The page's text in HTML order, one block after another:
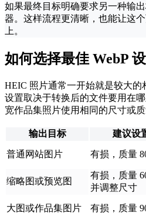
如果最终目标明确要求另一种输
器。这样流程更清晰，也能让这
上。
如何选择最佳 WebP
HEIC 照片通常一开始就是较大的
设置取决于转换后的文件要用在
宽作品集照片使用相同的尺寸或质
输出目标 建议设
普通网站图片 有损，质量
缩略图或预览图
有损，质量
并调整尺寸
大图或作品集图片 有损，质量